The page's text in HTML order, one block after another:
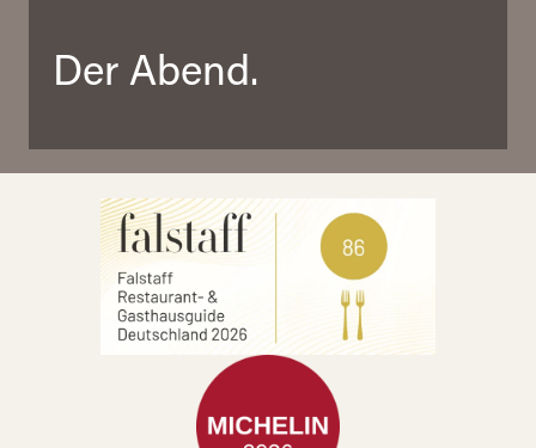
Der Abend.